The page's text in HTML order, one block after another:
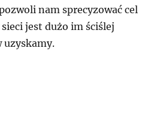
nam sprecyzować cel
jest dużo im ściślej
uzyskamy.